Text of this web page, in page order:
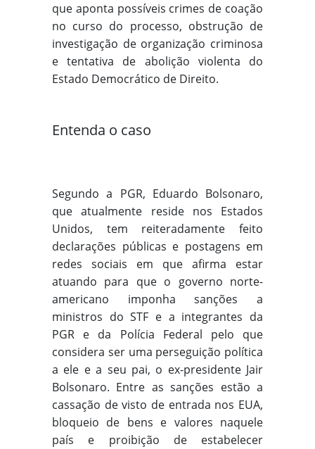
que aponta possíveis crimes de coação
no curso do processo, obstrução de
investigação de organização criminosa
e tentativa de abolição violenta do
Estado Democrático de Direito.
Entenda o caso
Segundo a PGR, Eduardo Bolsonaro,
que atualmente reside nos Estados
Unidos, tem reiteradamente feito
declarações públicas e postagens em
redes sociais em que afirma estar
atuando para que o governo norte-
americano imponha sanções a
ministros do STF e a integrantes da
PGR e da Polícia Federal pelo que
considera ser uma perseguição política
a ele e a seu pai, o ex-presidente Jair
Bolsonaro. Entre as sanções estão a
cassação de visto de entrada nos EUA,
bloqueio de bens e valores naquele
país e proibição de estabelecer